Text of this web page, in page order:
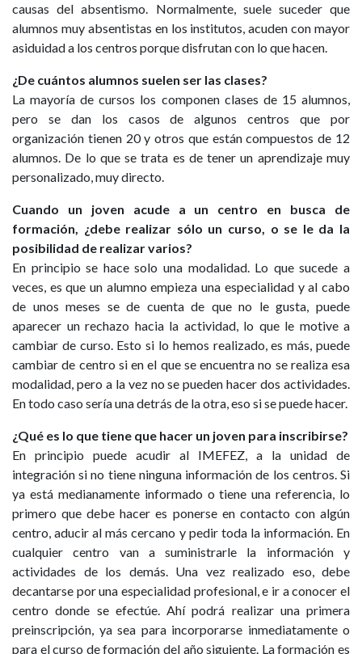
causas del absentismo. Normalmente, suele suceder que
alumnos muy absentistas en los institutos, acuden con mayor
asiduidad a los centros porque disfrutan con lo que hacen.
¿De cuántos alumnos suelen ser las clases?
La mayoría de cursos los componen clases de 15 alumnos,
pero se dan los casos de algunos centros que por
organización tienen 20 y otros que están compuestos de 12
alumnos. De lo que se trata es de tener un aprendizaje muy
personalizado, muy directo.
Cuando un joven acude a un centro en busca de
formación, ¿debe realizar sólo un curso, o se le da la
posibilidad de realizar varios?
En principio se hace solo una modalidad. Lo que sucede a
veces, es que un alumno empieza una especialidad y al cabo
de unos meses se de cuenta de que no le gusta, puede
aparecer un rechazo hacia la actividad, lo que le motive a
cambiar de curso. Esto si lo hemos realizado, es más, puede
cambiar de centro si en el que se encuentra no se realiza esa
modalidad, pero a la vez no se pueden hacer dos actividades.
En todo caso sería una detrás de la otra, eso si se puede hacer.
¿Qué es lo que tiene que hacer un joven para inscribirse?
En principio puede acudir al IMEFEZ, a la unidad de
integración si no tiene ninguna información de los centros. Si
ya está medianamente informado o tiene una referencia, lo
primero que debe hacer es ponerse en contacto con algún
centro, aducir al más cercano y pedir toda la información. En
cualquier centro van a suministrarle la información y
actividades de los demás. Una vez realizado eso, debe
decantarse por una especialidad profesional, e ir a conocer el
centro donde se efectúe. Ahí podrá realizar una primera
preinscripción, ya sea para incorporarse inmediatamente o
para el curso de formación del año siguiente. La formación es